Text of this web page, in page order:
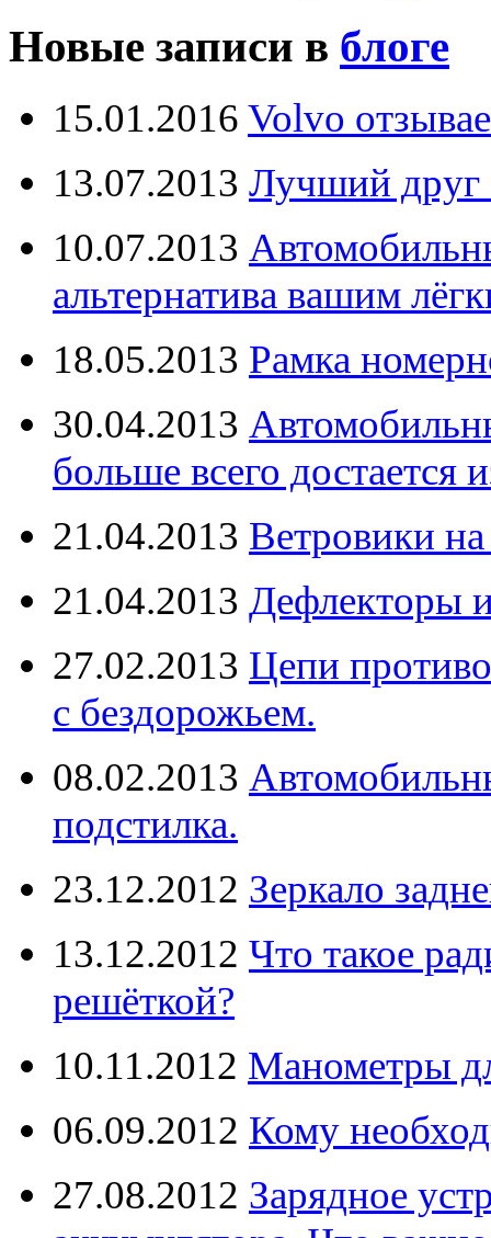
Новые записи в блоге
15.01.2016 Volvo
13.07.2013 Лучший друг
10.07.2013
альтернатива вашим
18.05.2013 Рамка
30.04.2013
больше всего достается
21.04.2013 Ветровики
21.04.2013 Дефлекторы
27.02.2013 Цепи
с бездорожьем.
08.02.2013
подстилка.
23.12.2012 Зеркало
13.12.2012 Что такое
решёткой?
10.11.2012 Манометры
06.09.2012 Кому
27.08.2012 Зарядное